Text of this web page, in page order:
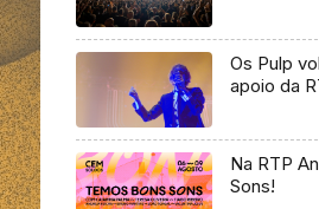
Os Pulp
apoio da
Na RTP
Sons!